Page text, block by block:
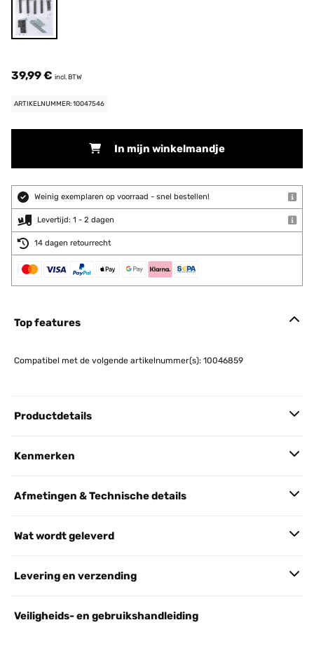
39,99 € incl. BTW
ARTIKELNUMMER: 10047546
In mijn winkelmandje
Weinig exemplaren op voorraad - snel bestellen!
Levertijd: 1 - 2 dagen
14 dagen retourrecht
Top features
Compatibel met de volgende artikelnummer(s): 10046859
Productdetails
Kenmerken
Afmetingen & Technische details
Wat wordt geleverd
Levering en verzending
Veiligheids- en gebruikshandleiding